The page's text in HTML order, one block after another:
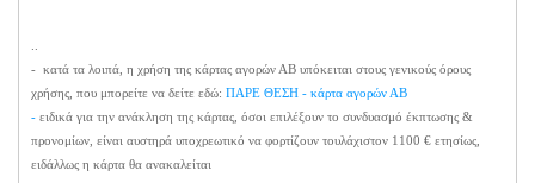
- κατά τα λοιπά, η χρήση της κάρτας αγορών ΑΒ υπόκειται στους γενικούς όρους
χρήσης, που μπορείτε να δείτε εδώ: ΠΑΡΕ ΘΕΣΗ - κάρτα αγορών ΑΒ
- ειδικά για την ανάκληση της κάρτας, όσοι επιλέξουν το συνδυασμό έκπτωσης &
προνομίων, είναι αυστηρά υποχρεωτικό να φορτίζουν τουλάχιστον 1100 € ετησίως,
ειδάλλως η κάρτα θα ανακαλείται